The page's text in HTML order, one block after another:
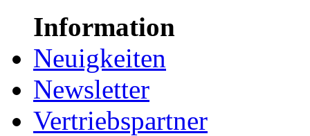
Information
Neuigkeiten
Newsletter
Vertriebspartner